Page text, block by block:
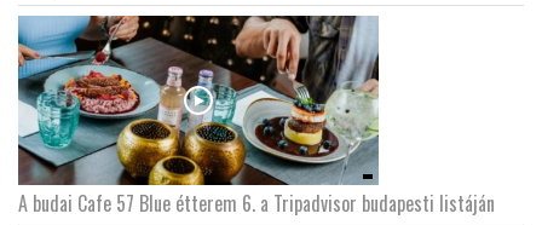
A budai Cafe 57 Blue étterem 6. a Tripadvisor budapesti listáján